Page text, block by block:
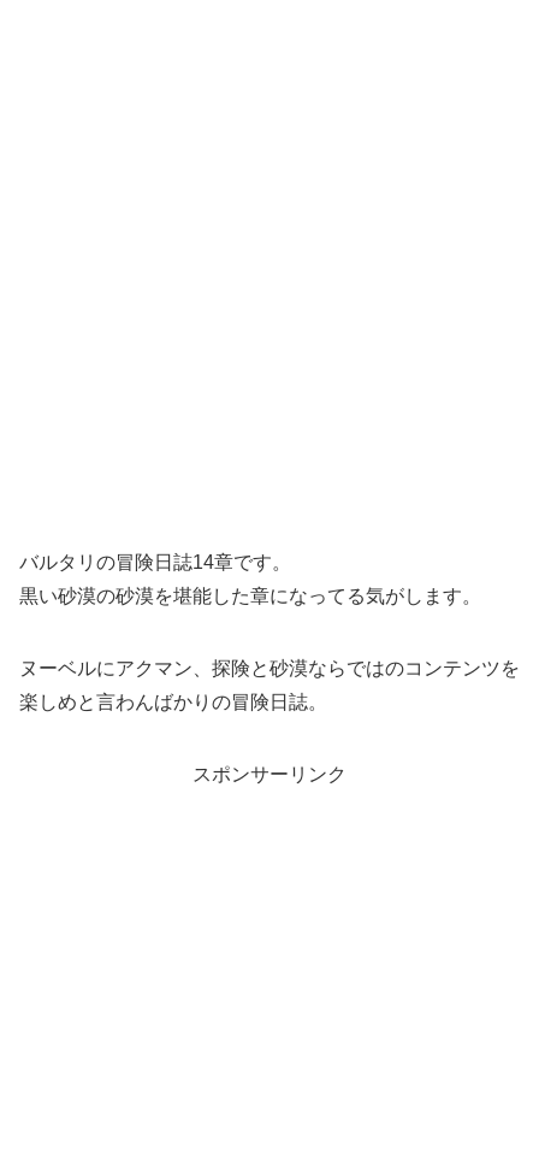
バルタリの冒険日誌14章です。
黒い砂漠の砂漠を堪能した章になってる気がします。
ヌーベルにアクマン、探険と砂漠ならではのコンテンツを
楽しめと言わんばかりの冒険日誌。
スポンサーリンク